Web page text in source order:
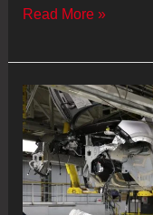
Decreto
una
pérdida
de
oportunidad
vergonzosa
hacia
Read More »